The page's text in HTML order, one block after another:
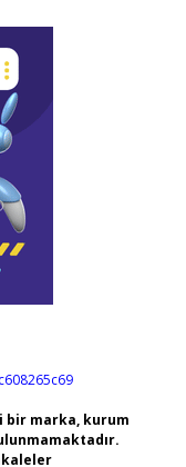
bir marka, kurum